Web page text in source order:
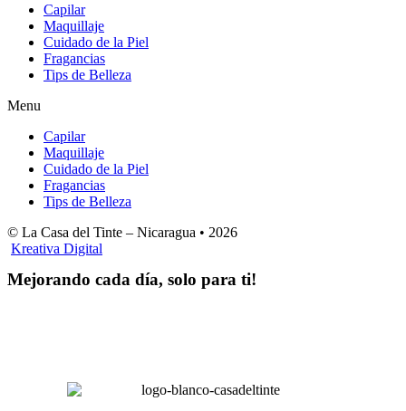
Capilar
Maquillaje
Cuidado de la Piel
Fragancias
Tips de Belleza
Menu
Capilar
Maquillaje
Cuidado de la Piel
Fragancias
Tips de Belleza
© La Casa del Tinte – Nicaragua • 2026
Kreativa Digital
Mejorando cada día, solo para ti!